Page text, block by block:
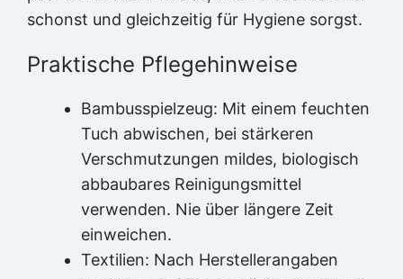
schonst und gleichzeitig für Hygiene sorgst.
Praktische Pflegehinweise
Bambusspielzeug: Mit einem feuchten
Tuch abwischen, bei stärkeren
Verschmutzungen mildes, biologisch
abbaubares Reinigungsmittel
verwenden. Nie über längere Zeit
einweichen.
Textilien: Nach Herstellerangaben